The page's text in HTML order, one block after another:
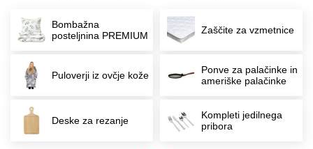
Bombažna
posteljnina PREMIUM
Zaščite za vzmetnice
Puloverji iz ovčje kože
Ponve za palačinke in
ameriške palačinke
Deske za rezanje
Kompleti jedilnega
pribora